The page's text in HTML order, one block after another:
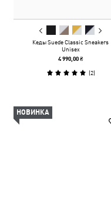
Кеды Suede Classic Sneakers
Unisex
4 990,00 ₴
(2)
НОВИНКА